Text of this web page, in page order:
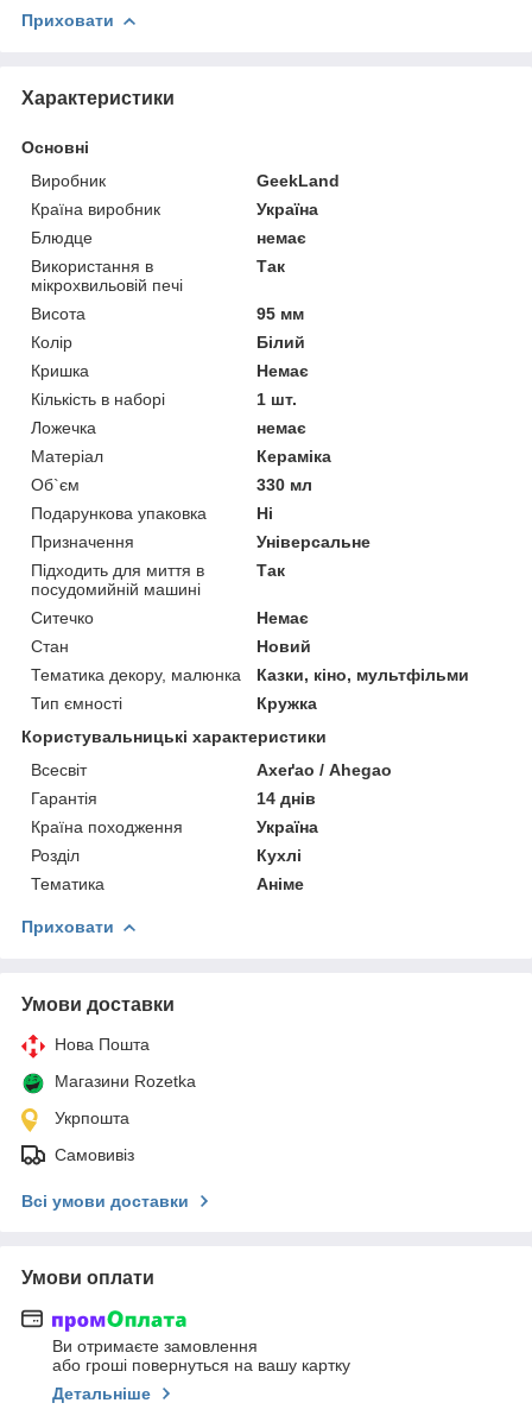
Приховати
Характеристики
Основні
Виробник
GeekLand
Країна виробник
Україна
Блюдце
немає
Використання в
мікрохвильовій печі
Так
Висота
95 мм
Колір
Білий
Кришка
Немає
Кількість в наборі
1 шт.
Ложечка
немає
Матеріал
Кераміка
Об`єм
330 мл
Подарункова упаковка
Ні
Призначення
Універсальне
Підходить для миття в
посудомийній машині
Так
Ситечко
Немає
Стан
Новий
Тематика декору, малюнка
Казки, кіно, мультфільми
Тип ємності
Кружка
Користувальницькі характеристики
Всесвіт
Ахеґао / Ahegao
Гарантія
14 днів
Країна походження
Україна
Розділ
Кухлі
Тематика
Аніме
Приховати
Умови доставки
Нова Пошта
Магазини Rozetka
Укрпошта
Самовивіз
Всі умови доставки
Умови оплати
Ви отримаєте замовлення
або гроші повернуться на вашу картку
Детальніше